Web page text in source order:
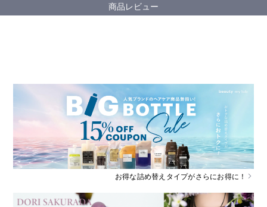
商品レビュー
お得な詰め替えタイプがさらにお得に！